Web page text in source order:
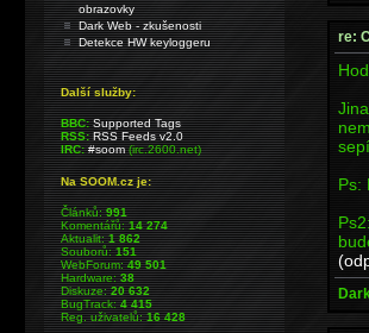
re:
Ps:
obrazovky
Dark Web - zkušenosti
Detekce HW keyloggeru
Další služby:
BBC: Supported Tags
RSS: RSS Feeds v2.0
IRC: #soom(irc.2600.net)
Na SOOM.cz je:
Článků:991
Komentářů:14 274
Aktualit:1 862
Souborů:151
WebForum:49 501
Hardware:38
Diskuze:20 632
BugTrack:4 415
Reg. uživatelů:16 428